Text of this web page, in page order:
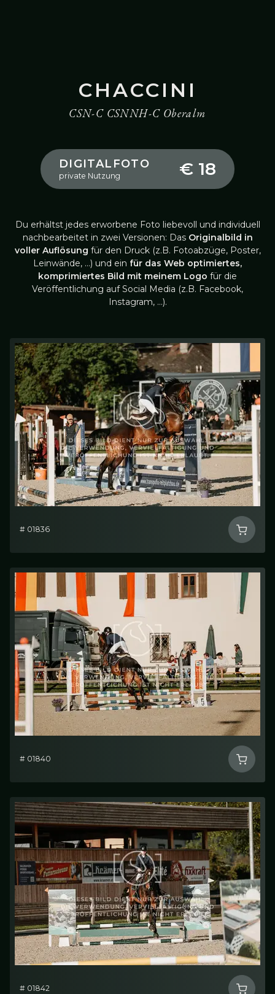
CHACCINI
CSN-C CSNNH-C Oberalm
DIGITALFOTO
private Nutzung € 18
Du erhältst jedes erworbene Foto liebevoll und individuell
nachbearbeitet in zwei Versionen: Das Originalbild in
voller Auflösung für den Druck (z.B. Fotoabzüge, Poster,
Leinwände, …) und ein für das Web optimiertes,
komprimiertes Bild mit meinem Logo für die
Veröffentlichung auf Social Media (z.B. Facebook,
Instagram, …).
# 01836
# 01840
# 01842